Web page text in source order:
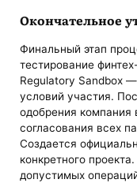
Окончательное
Финальный этап
тестирование
Regulatory Sandbox
условий участия.
одобрения компания
согласования всех
Создается
конкретного
допустимых